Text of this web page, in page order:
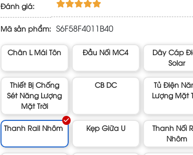
Đánh giá:
Mã sản phẩm: S6F58F4011B40
Chân L Mái Tôn Đầu Nối MC4
Dây Cáp
Solar
Thiết Bị Chống
Sét Năng Lượng
Mặt Trời
CB DC
Tủ Điện
Lượng Mặt
Thanh Rail Nhôm Kẹp Giữa U
Thanh Nối
Nhôm